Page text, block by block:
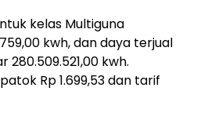
kelas Multiguna
kwh, dan daya terjual
kwh.
Rp 1.699,53 dan tarif